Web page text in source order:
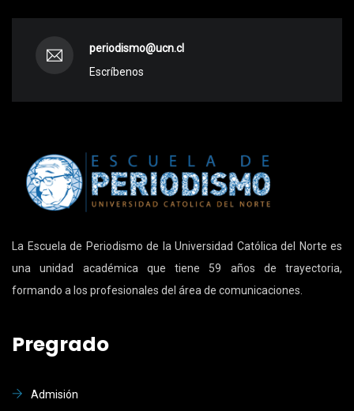
periodismo@ucn.cl
Escríbenos
La Escuela de Periodismo de la Universidad Católica del Norte es
una unidad académica que tiene 59 años de trayectoria,
formando a los profesionales del área de comunicaciones.
Pregrado
Admisión